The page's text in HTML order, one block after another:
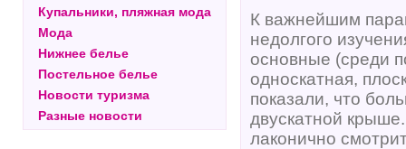
Купальники, пляжная мода
Мода
Нижнее белье
Постельное белье
Новости туризма
Разные новости
К важнейшим
недолгого
основные (среди
односкатная,
показали, что
двускатной
лаконично